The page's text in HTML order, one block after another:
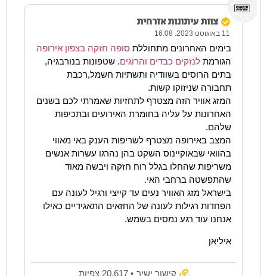
צוות עיתונות אזרחית
11 באוגוסט 2023. 16:08
בימים האחרונים מתחוללת סופה חזקה בצפון אירופה
הגורמת לנזקים כבדים והרוגים. שטפונות בנורבגיה,
בתים הרוסים בשוודיה ותשתיות חשמל,רכבת
תחבורה שניזוקו קשות.
המזג אוויר הזה מצטרף לתחזיות שאמרתי לכם בשנים
האחרונות על עליה בחומרת האירועים ובתכיפות
שלהם.
המצב באירופה מצטרף לשריפות הענק באי מאווי
בהוואי שבאוקיינוס השקט בהן נהרגו עשרות אנשים
משריפות שהחלו בגלל רוח חזקה ויבשה מאוד
שהתפשטה ברחבי האי.
בישראל מזג האוויר נעים עד קייצי ורגיל לעונה עם
הפחדות רגילות לעונה של החזאים התאגידיים כאילו
אנחנו עוד רגע נמסים בשמש.
איליאן
קישור ישיר • 20,617 צפיות